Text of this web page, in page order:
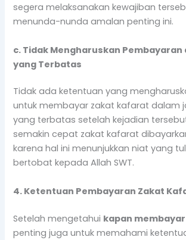
segera melaksanakan kewajiban
menunda-nunda amalan penting ini.
c. Tidak Mengharuskan Pembayaran
yang Terbatas
Tidak ada ketentuan yang
untuk membayar zakat kafarat dalam
yang terbatas setelah kejadian
semakin cepat zakat kafarat
karena hal ini menunjukkan niat yang
bertobat kepada Allah SWT.
4. Ketentuan Pembayaran Zakat
Setelah mengetahui kapan
penting juga untuk memahami